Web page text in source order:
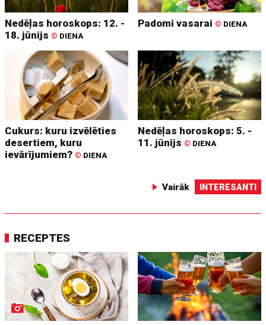
Nedēļas horoskops: 12. -
18. jūnijs © DIENA
Padomi vasarai © DIENA
Cukurs: kuru izvēlēties
desertiem, kuru
ievārījumiem? © DIENA
Nedēļas horoskops: 5. -
11. jūnijs © DIENA
Vairāk INTERESANTI
RECEPTES